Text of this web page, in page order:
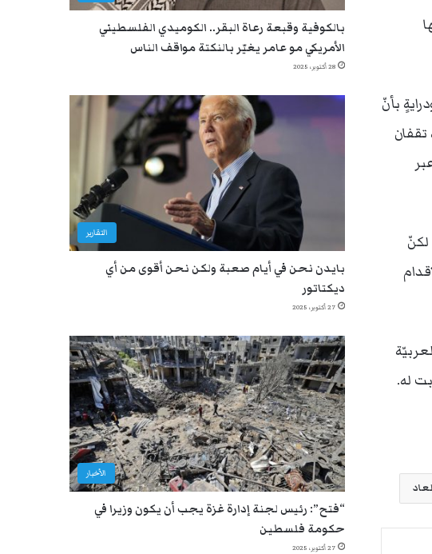
بأنّ
(حظرها)، لكنّ
له.
بالكوفية وقبعة رعاة البقر.. الكوميدي الفلسطيني
الأمريكي مو عامر يغيّر بالنكتة مواقف الناس
28 أكتوبر، 2025
التقارير
بايدن نحن في أيام صعبة ولكن نحن أقوى من أي
ديكتاتور
27 أكتوبر، 2025
الأخبار
“فتح”: رئيس لجنة إدارة غزة يجب أن يكون وزيرا في
حكومة فلسطين
27 أكتوبر، 2025